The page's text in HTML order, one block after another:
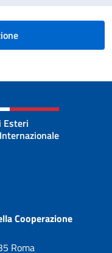
Esteri
Cooperazione
Roma